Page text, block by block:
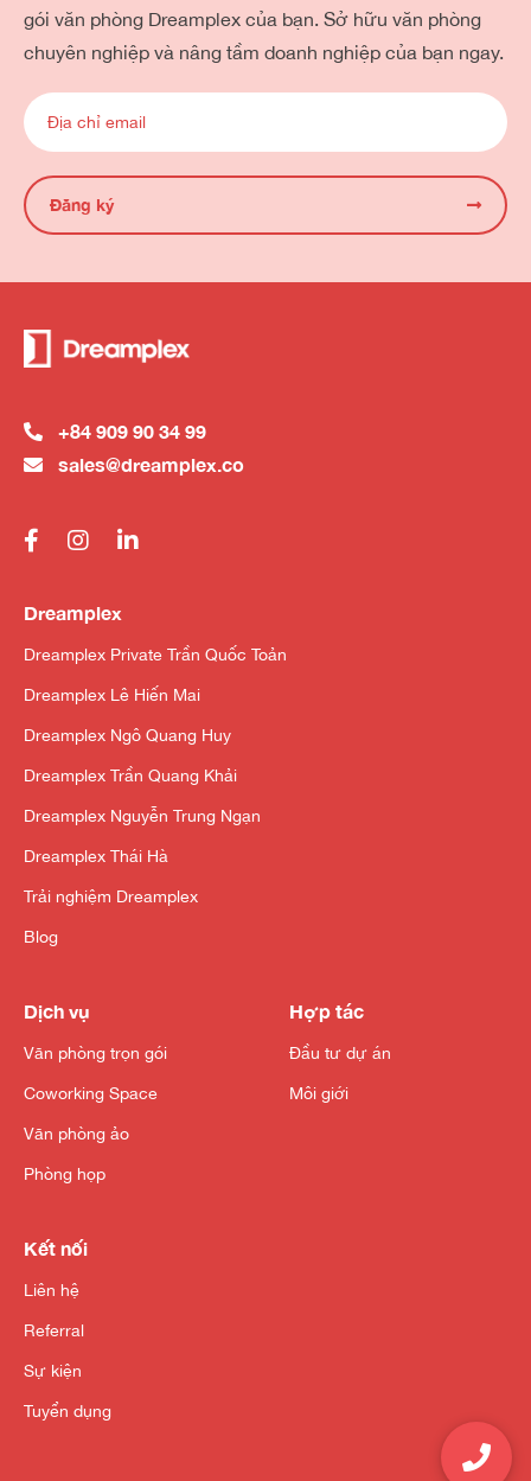
gói văn phòng Dreamplex của bạn. Sở hữu văn phòng
chuyên nghiệp và nâng tầm doanh nghiệp của bạn ngay.
Đăng ký
+84 909 90 34 99
sales@dreamplex.co
Dreamplex
Dreamplex Private Trần Quốc Toản
Dreamplex Lê Hiến Mai
Dreamplex Ngô Quang Huy
Dreamplex Trần Quang Khải
Dreamplex Nguyễn Trung Ngạn
Dreamplex Thái Hà
Trải nghiệm Dreamplex
Blog
Dịch vụ
Văn phòng trọn gói
Coworking Space
Văn phòng ảo
Phòng họp
Hợp tác
Đầu tư dự án
Môi giới
Kết nối
Liên hệ
Referral
Sự kiện
Tuyển dụng